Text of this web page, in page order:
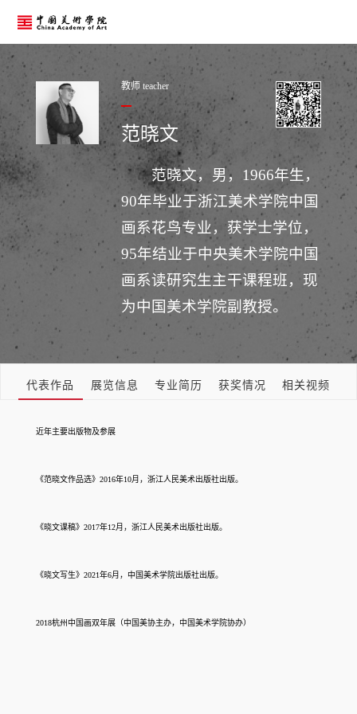
教师 teacher
范晓文
范晓文，男，1966年生，
90年毕业于浙江美术学院中国
画系花鸟专业，获学士学位，
95年结业于中央美术学院中国
画系读研究生主干课程班，现
为中国美术学院副教授。
代表作品 展览信息 专业简历 获奖情况 相关视频
近年主要出版物及参展
《范晓文作品选》2016年10月，浙江人民美术出版社出版。
《晓文课稿》2017年12月，浙江人民美术出版社出版。
《晓文写生》2021年6月，中国美术学院出版社出版。
2018杭州中国画双年展（中国美协主办，中国美术学院协办）